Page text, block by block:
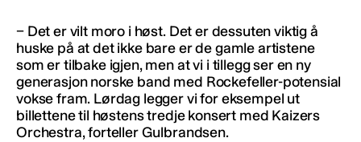
− Det er vilt moro i høst. Det er dessuten viktig å
huske på at det ikke bare er de gamle artistene
som er tilbake igjen, men at vi i tillegg ser en ny
generasjon norske band med Rockefeller-potensial
vokse fram. Lørdag legger vi for eksempel ut
billettene til høstens tredje konsert med Kaizers
Orchestra, forteller Gulbrandsen.